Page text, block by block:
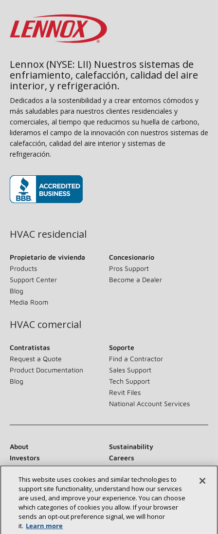
Lennox (NYSE: LII) Nuestros sistemas de
enfriamiento, calefacción, calidad del aire
interior, y refrigeración.
Dedicados a la sostenibilidad y a crear entornos cómodos y
más saludables para nuestros clientes residenciales y
comerciales, al tiempo que reducimos su huella de carbono,
lideramos el campo de la innovación con nuestros sistemas de
calefacción, calidad del aire interior y sistemas de
refrigeración.
HVAC residencial
Propietario de vivienda
Products
Support Center
Blog
Media Room
Concesionario
Pros Support
Become a Dealer
HVAC comercial
Contratistas
Request a Quote
Product Documentation
Blog
Soporte
Find a Contractor
Sales Support
Tech Support
Revit Files
National Account Services
About
Sustainability
Investors
Careers
Suppliers
Contact Us
Newsroom
Conéctese con nosotros:
This website uses cookies and similar technologies to
support site functionality, understand how our services
are used, and improve your experience. You can choose
which categories of cookies you allow. If your browser
sends an opt‑out preference signal, we will honor
it. Learn more